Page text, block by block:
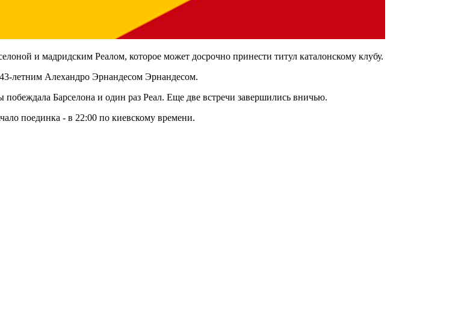
и мадридским Реалом, которое может досрочно принести титул каталонскому клубу.
43-летним Алехандро Эрнандесом Эрнандесом.
Барселона и один раз Реал. Еще две встречи завершились вничью.
поединка - в 22:00 по киевскому времени.